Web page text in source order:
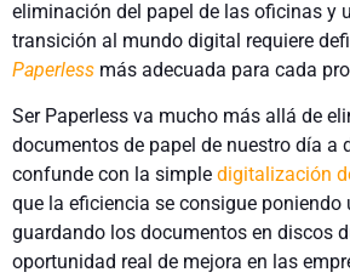
eliminación del papel de las oficinas y
transición al mundo digital requiere
Paperless más adecuada para cada
Ser Paperless va mucho más allá de
documentos de papel de nuestro día a
confunde con la simple digitalización
que la eficiencia se consigue poniendo
guardando los documentos en discos
oportunidad real de mejora en las